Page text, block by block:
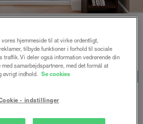
/ Astrid plisségardin m/snoretræk
hjemmeside til at virke ordentligt,
tilbyde funktioner i forhold til sociale
traffik. Vi deler også information vedrørende din
samarbejdspartnere, med det formål at
øvrigt indhold. Se cookies
- indstillinger